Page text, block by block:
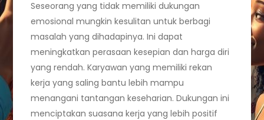
Seseorang yang tidak memiliki dukungan
emosional mungkin kesulitan untuk berbagi
masalah yang dihadapinya. Ini dapat
meningkatkan perasaan kesepian dan harga diri
yang rendah. Karyawan yang memiliki rekan
kerja yang saling bantu lebih mampu
menangani tantangan keseharian. Dukungan ini
menciptakan suasana kerja yang lebih positif